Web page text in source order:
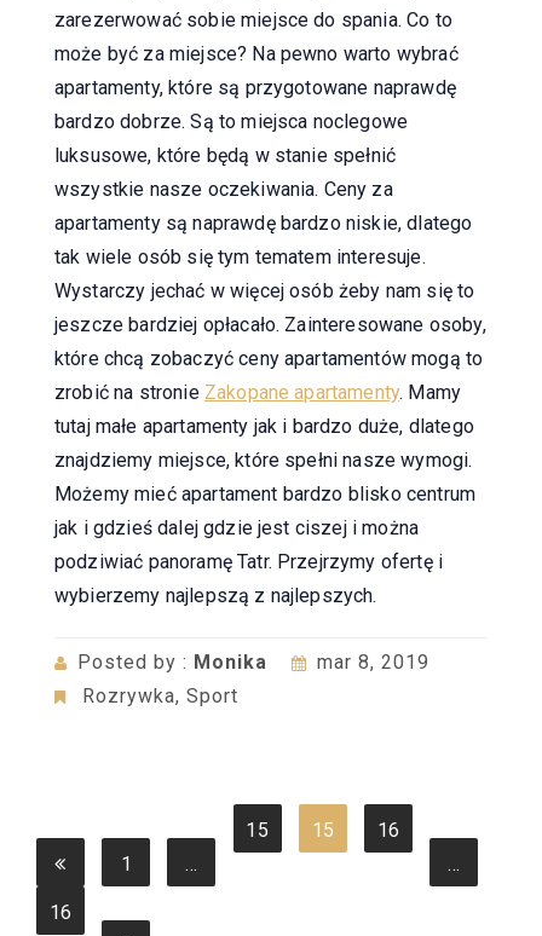
zarezerwować sobie miejsce do spania. Co to
może być za miejsce? Na pewno warto wybrać
apartamenty, które są przygotowane naprawdę
bardzo dobrze. Są to miejsca noclegowe
luksusowe, które będą w stanie spełnić
wszystkie nasze oczekiwania. Ceny za
apartamenty są naprawdę bardzo niskie, dlatego
tak wiele osób się tym tematem interesuje.
Wystarczy jechać w więcej osób żeby nam się to
jeszcze bardziej opłacało. Zainteresowane osoby,
które chcą zobaczyć ceny apartamentów mogą to
zrobić na stronie Zakopane apartamenty. Mamy
tutaj małe apartamenty jak i bardzo duże, dlatego
znajdziemy miejsce, które spełni nasze wymogi.
Możemy mieć apartament bardzo blisko centrum
jak i gdzieś dalej gdzie jest ciszej i można
podziwiać panoramę Tatr. Przejrzymy ofertę i
wybierzemy najlepszą z najlepszych.
Posted by : Monika
mar 8, 2019
Rozrywka, Sport
Stronicowanie
wpisów
1 …
15
15
16
…
16